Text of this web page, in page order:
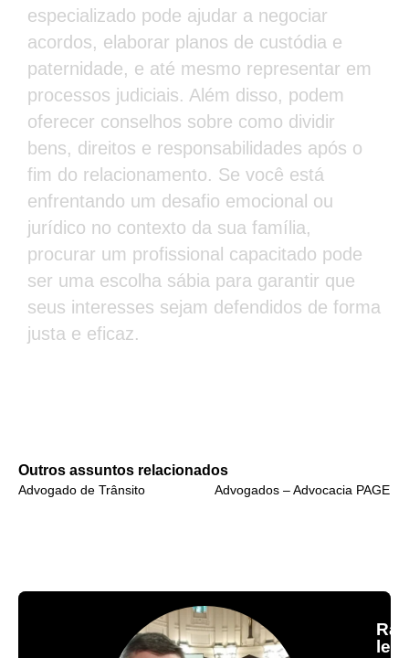
especializado pode ajudar a negociar
acordos, elaborar planos de custódia e
paternidade, e até mesmo representar em
processos judiciais. Além disso, podem
oferecer conselhos sobre como dividir
bens, direitos e responsabilidades após o
fim do relacionamento. Se você está
enfrentando um desafio emocional ou
jurídico no contexto da sua família,
procurar um profissional capacitado pode
ser uma escolha sábia para garantir que
seus interesses sejam defendidos de forma
justa e eficaz.
Outros assuntos relacionados
Advogado de Trânsito Advogados – Advocacia PAGE
leal